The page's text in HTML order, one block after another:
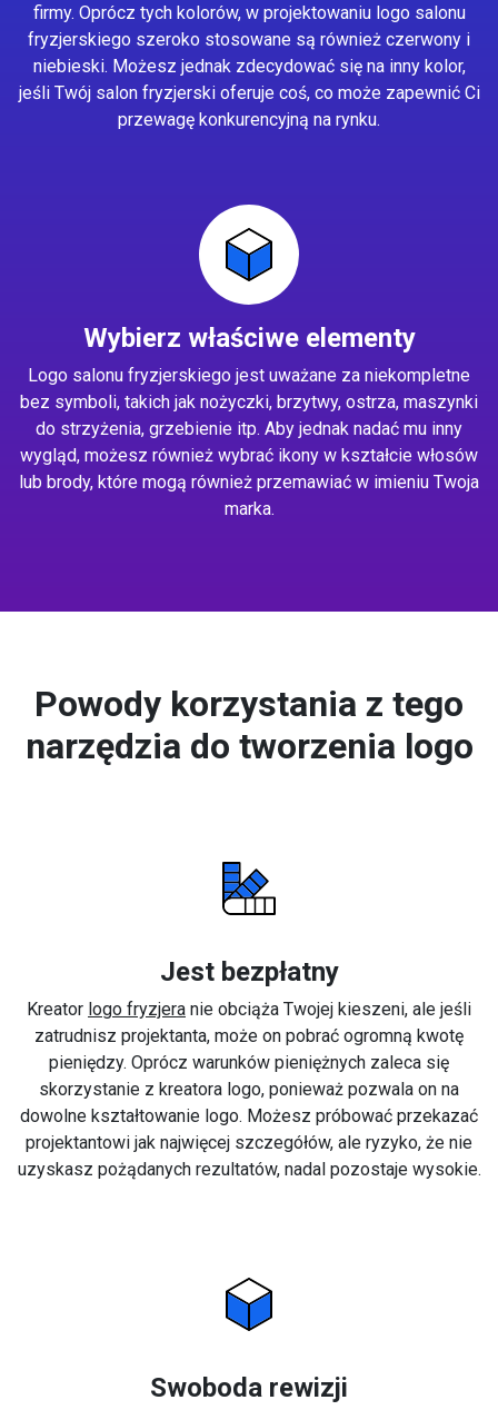
firmy. Oprócz tych kolorów, w projektowaniu logo salonu
fryzjerskiego szeroko stosowane są również czerwony i
niebieski. Możesz jednak zdecydować się na inny kolor,
jeśli Twój salon fryzjerski oferuje coś, co może zapewnić Ci
przewagę konkurencyjną na rynku.
Wybierz właściwe elementy
Logo salonu fryzjerskiego jest uważane za niekompletne
bez symboli, takich jak nożyczki, brzytwy, ostrza, maszynki
do strzyżenia, grzebienie itp. Aby jednak nadać mu inny
wygląd, możesz również wybrać ikony w kształcie włosów
lub brody, które mogą również przemawiać w imieniu Twoja
marka.
Powody korzystania z tego
narzędzia do tworzenia logo
Jest bezpłatny
Kreator logo fryzjera nie obciąża Twojej kieszeni, ale jeśli
zatrudnisz projektanta, może on pobrać ogromną kwotę
pieniędzy. Oprócz warunków pieniężnych zaleca się
skorzystanie z kreatora logo, ponieważ pozwala on na
dowolne kształtowanie logo. Możesz próbować przekazać
projektantowi jak najwięcej szczegółów, ale ryzyko, że nie
uzyskasz pożądanych rezultatów, nadal pozostaje wysokie.
Swoboda rewizji